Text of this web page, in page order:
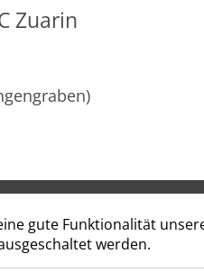
Zuarin
gute Funktionalität
werden.